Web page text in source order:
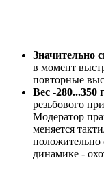
Значительно
в момент
повторные
Вес -280...350
резьбового
Модератор
меняется
положительно
динамике -